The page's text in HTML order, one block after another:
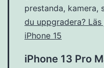
prestanda, kamera,
du uppgradera?
iPhone 15
iPhone 13 Pro